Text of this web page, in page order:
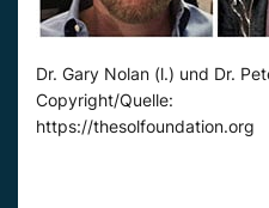
Dr. Gary Nolan (l.) und Dr.
Copyright/Quelle:
https://thesolfoundation.org